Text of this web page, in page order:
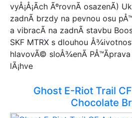
vyÅ¡Å¡Ã­ch ÃºrovnÃ­ osazenÃ­)
zadnÃ­ brzdy na pevnou osu
a vibracÃ­ na zadnÃ­ stavbu
SKF MTRX s dlouhou
hlavovÃ© sloÅ¾enÃ­
lÃ¡hve
Ghost E-Riot Trail
Chocolate